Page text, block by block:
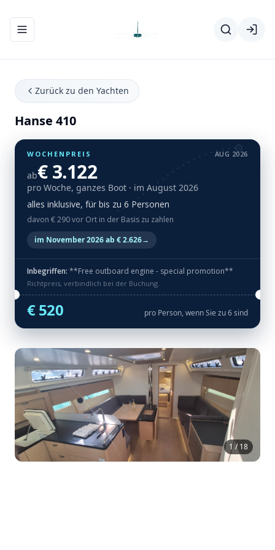
Navigationsmenü ein-/ausblenden
Zurück zu den Yachten
Hanse 410
WOCHENPREIS AUG 2026
ab€ 3.122
pro Woche, ganzes Boot · im August 2026
alles inklusive, für bis zu 6 Personen
davon € 290 vor Ort in der Basis zu zahlen
im November 2026 ab € 2.626→
Inbegriffen: **Free outboard engine - special promotion**
Richtpreis, verbindlich bei der Buchung.
€ 520 pro Person, wenn Sie zu 6 sind
1 / 18